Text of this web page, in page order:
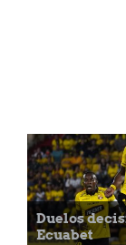
Duelos
Ecuabet